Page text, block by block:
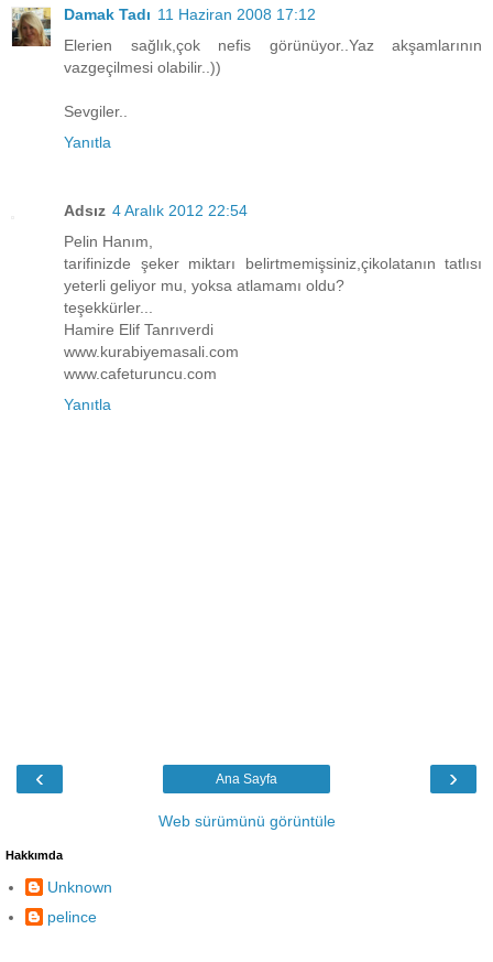
Damak Tadı 11 Haziran 2008 17:12
Elerien sağlık,çok nefis görünüyor..Yaz akşamlarının
vazgeçilmesi olabilir..))
Sevgiler..
Yanıtla
Adsız 4 Aralık 2012 22:54
Pelin Hanım,
tarifinizde şeker miktarı belirtmemişsiniz,çikolatanın tatlısı
yeterli geliyor mu, yoksa atlamamı oldu?
teşekkürler...
Hamire Elif Tanrıverdi
www.kurabiyemasali.com
www.cafeturuncu.com
Yanıtla
‹ ›
Ana Sayfa
Web sürümünü görüntüle
Hakkımda
Unknown
pelince